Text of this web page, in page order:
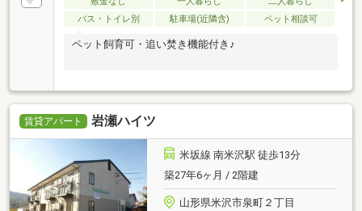
バス・トイレ別
駐車場(近隣含) ペット相談可
ペット飼育可・追い焚き機能付き♪
賃貸アパート 岩瀬ハイツ
米坂線 南米沢駅 徒歩13分
築27年6ヶ月 / 2階建
山形県米沢市泉町２丁目